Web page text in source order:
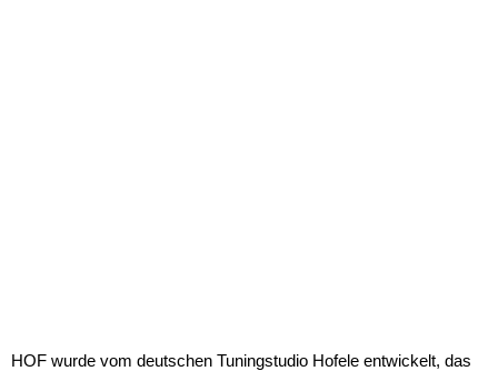
HOF wurde vom deutschen Tuningstudio Hofele entwickelt, das